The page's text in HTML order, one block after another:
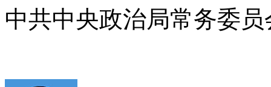
中共中央政治局常务委员